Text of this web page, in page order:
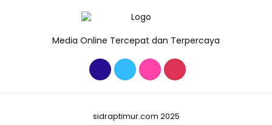
Media Online Tercepat dan Terpercaya
sidraptimur.com 2025